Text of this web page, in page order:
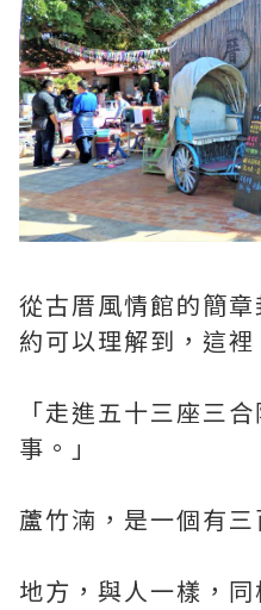
從古厝風情館的簡
約可以理解到，這
「走進五十三座三
事。」
蘆竹湳，是一個有三
地方，與人一樣，